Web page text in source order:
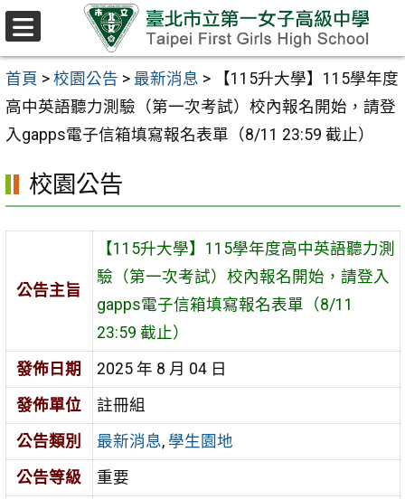
跳至主要內容區
首頁 > 校園公告 > 最新消息 >
【115升大學】115學年度
高中英語聽力測驗（第一次考試）校內報名開始，請登
入gapps電子信箱填寫報名表單（8/11 23:59 截止）
校園公告
公告主旨
【115升大學】115學年度高中英語聽力測
驗（第一次考試）校內報名開始，請登入
gapps電子信箱填寫報名表單（8/11
23:59 截止）
發佈日期
2025 年 8 月 04 日
發佈單位
註冊組
公告類別
最新消息, 學生園地
公告等級
重要
選
單